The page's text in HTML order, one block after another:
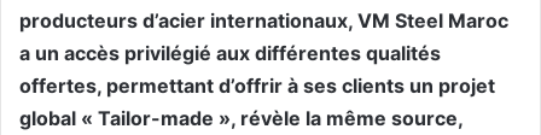
producteurs d’acier internationaux, VM Steel Maroc
a un accès privilégié aux différentes qualités
offertes, permettant d’offrir à ses clients un projet
global « Tailor-made », révèle la même source,